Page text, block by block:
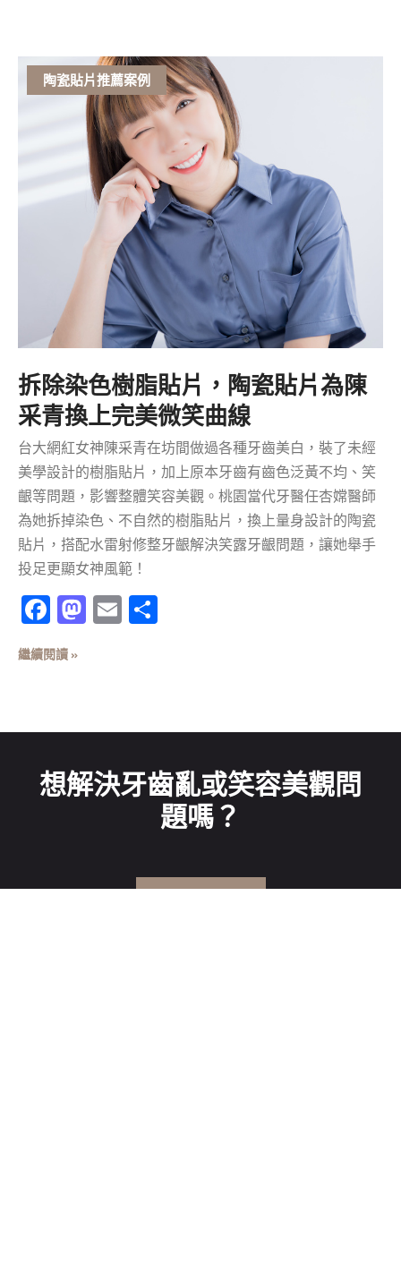
陶瓷貼片推薦案例
拆除染色樹脂貼片，陶瓷貼片為陳
采青換上完美微笑曲線
台大網紅女神陳采青在坊間做過各種牙齒美白，裝了未經
美學設計的樹脂貼片，加上原本牙齒有齒色泛黃不均、笑
齦等問題，影響整體笑容美觀。桃園當代牙醫任杏嫦醫師
為她拆掉染色、不自然的樹脂貼片，換上量身設計的陶瓷
貼片，搭配水雷射修整牙齦解決笑露牙齦問題，讓她舉手
投足更顯女神風範！
Facebook
Mastodon
Email
繼續閱讀 »
想解決牙齒亂或笑容美觀問
題嗎？